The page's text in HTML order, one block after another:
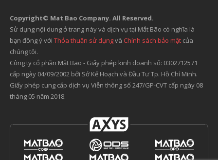
Copyright© Mat Bao Company. All Reserved.
Sử dụng nội dung ở trang này và dịch vụ tại Mắt Bão có nghĩa là
bạn đồng ý với Thỏa thuận sử dụngvà Chính sách bảo mật của
chúng tôi.
Công ty cổ phần Mắt Bão - Giấy phép kinh doanh số: 0302712571
cấp ngày 04/09/2002 bởi Sở Kế Hoạch và Đầu Tư Tp. Hồ Chí Minh.
Giấy phép cung cấp dịch vụ Viễn thông số 247/GP-CVT cấp ngày 08
tháng 05 năm 2018.